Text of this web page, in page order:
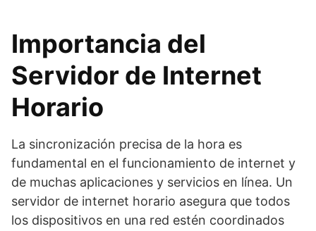
Importancia del
Servidor de Internet
Horario
La sincronización precisa de la hora es
fundamental en el funcionamiento de internet y
de muchas aplicaciones y servicios en línea. Un
servidor de internet horario asegura que todos
los dispositivos en una red estén coordinados